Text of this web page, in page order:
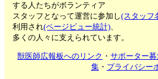
する人たちがボランティア
スタッフとなって運営に参加し(スタッフ
利用され(ページビュー統計)、
多くの人々に支えられています。
獣医師広報板へのリンク ・サポーター
集・ プライバシー